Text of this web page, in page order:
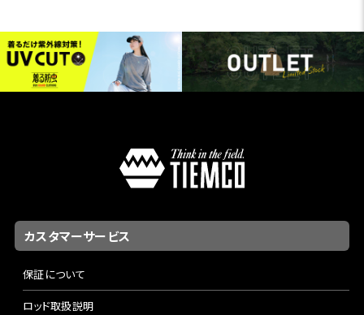
カスタマーサービス
保証について
ロッド取扱説明